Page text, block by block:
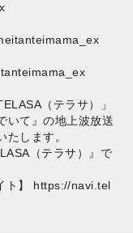
（テラサ）」
いて』の地上波放送
します。
（テラサ）』で
ト】 https://navi.tel